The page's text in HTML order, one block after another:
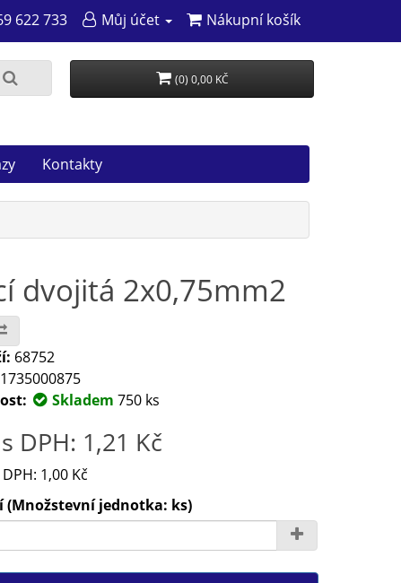
622 733 Můj účet Nákupní košík
(0) 0,00 KČ
Kontakty
dvojitá 2x0,75mm2
68752
Skladem 750 ks
DPH: 1,21 Kč
1,00 Kč
(Množstevní jednotka: ks)